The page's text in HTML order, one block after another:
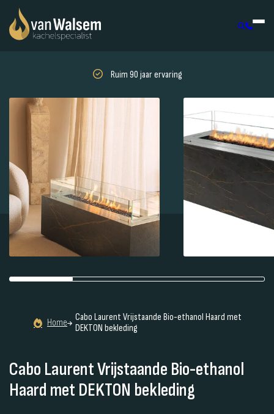
Ruim 90 jaar ervaring
Home
Cabo Laurent Vrijstaande Bio-ethanol Haard met
DEKTON bekleding
Cabo Laurent Vrijstaande Bio-ethanol
Haard met DEKTON bekleding